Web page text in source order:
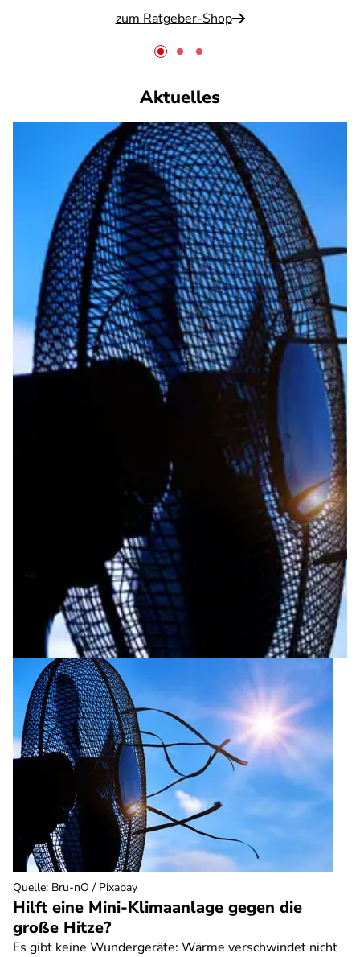
zum Ratgeber-Shop
Aktuelles
Hilft eine Mini-Klimaanlage gegen die
große Hitze?
Es gibt keine Wundergeräte: Wärme verschwindet nicht
Quelle: Bru-nO / Pixabay